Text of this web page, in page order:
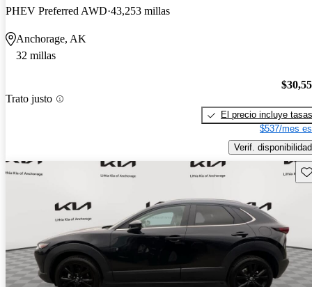
PHEV Preferred AWD 43,253 millas
Anchorage, AK
32 millas
Trato justo
El precio incluye tasas
$537/mes
Verif. disponibilidad